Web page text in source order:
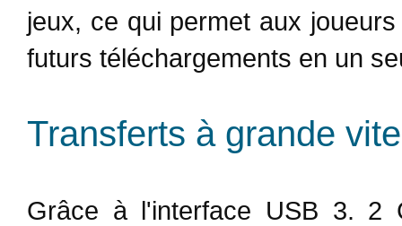
jeux, ce qui permet aux
futurs téléchargements en un
Transferts à grande
Grâce à l'interface USB 3. 2